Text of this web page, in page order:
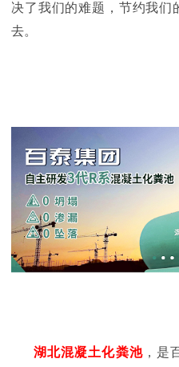
决了我们的难题，节约我们
去。
湖北混凝土化粪池，是